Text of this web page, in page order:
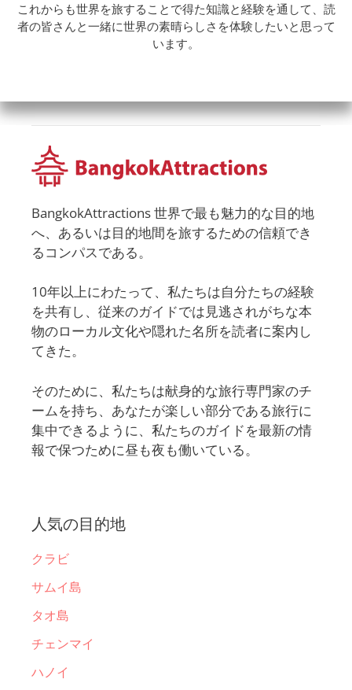
これからも世界を旅することで得た知識と経験を通して、読
者の皆さんと一緒に世界の素晴らしさを体験したいと思って
います。
BangkokAttractions 世界で最も魅力的な目的地
へ、あるいは目的地間を旅するための信頼でき
るコンパスである。
10年以上にわたって、私たちは自分たちの経験
を共有し、従来のガイドでは見逃されがちな本
物のローカル文化や隠れた名所を読者に案内し
てきた。
そのために、私たちは献身的な旅行専門家のチ
ームを持ち、あなたが楽しい部分である旅行に
集中できるように、私たちのガイドを最新の情
報で保つために昼も夜も働いている。
人気の目的地
クラビ
サムイ島
タオ島
チェンマイ
ハノイ